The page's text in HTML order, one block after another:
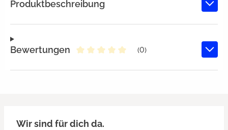
Produktbeschreibung
Bewertungen
(0)
Wir sind für dich da.